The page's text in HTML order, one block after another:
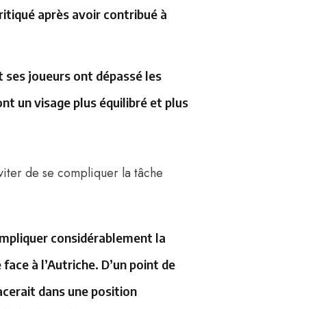
après avoir contribué à
ses joueurs ont dépassé les
un visage plus équilibré et plus
de se compliquer la tâche
considérablement la
à l’Autriche. D’un point de
dans une position